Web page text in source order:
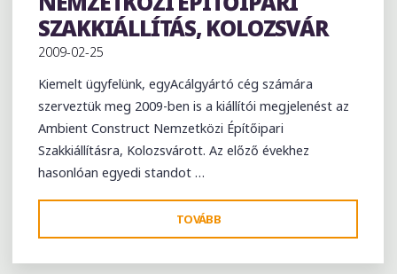
SZAKKIÁLLÍTÁS, KOLOZSVÁR
2009-02-25
Kiemelt ügyfelünk, egyAcálgyártó cég számára
szerveztük meg 2009-ben is a kiállítói megjelenést az
Ambient Construct Nemzetközi Építőipari
Szakkiállításra, Kolozsvárott. Az előző évekhez
hasonlóan egyedi standot …
TOVÁBB
CONSTRUCT
NEMZETKÖZI